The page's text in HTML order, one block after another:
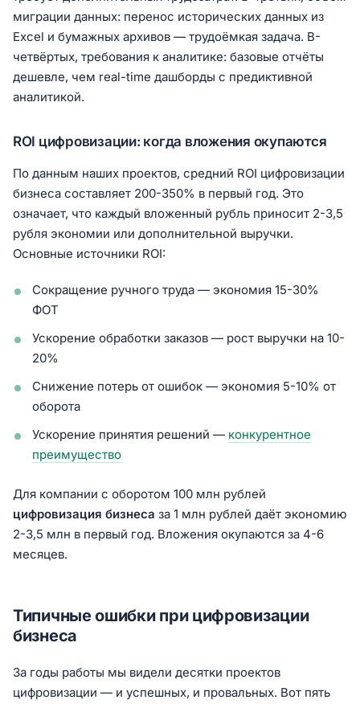
миграции данных: перенос исторических данных из
Excel и бумажных архивов — трудоёмкая задача. В-
четвёртых, требования к аналитике: базовые отчёты
дешевле, чем real-time дашборды с предиктивной
аналитикой.
ROI цифровизации: когда вложения окупаются
По данным наших проектов, средний ROI цифровизации
бизнеса составляет 200-350% в первый год. Это
означает, что каждый вложенный рубль приносит 2-3,5
рубля экономии или дополнительной выручки.
Основные источники ROI:
Сокращение ручного труда — экономия 15-30%
ФОТ
Ускорение обработки заказов — рост выручки на 10-
20%
Снижение потерь от ошибок — экономия 5-10% от
оборота
Ускорение принятия решений — конкурентное
преимущество
Для компании с оборотом 100 млн рублей
цифровизация бизнеса за 1 млн рублей даёт экономию
2-3,5 млн в первый год. Вложения окупаются за 4-6
месяцев.
Типичные ошибки при цифровизации
бизнеса
За годы работы мы видели десятки проектов
цифровизации — и успешных, и провальных. Вот пять